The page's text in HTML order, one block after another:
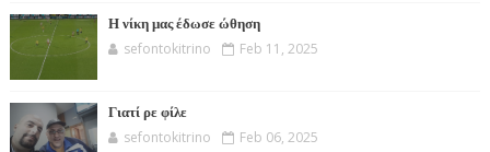
Η νίκη μας έδωσε ώθηση
sefontokitrino Feb 11, 2025
Γιατί ρε φίλε
sefontokitrino Feb 06, 2025